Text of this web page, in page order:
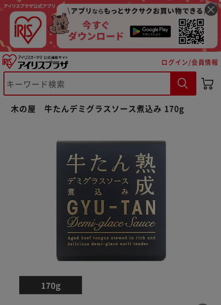
ログイン/会員情報
木の屋 牛たんデミグラスソース煮込み 170g
※ご確認ください
カートに入れる 購入手続きへ